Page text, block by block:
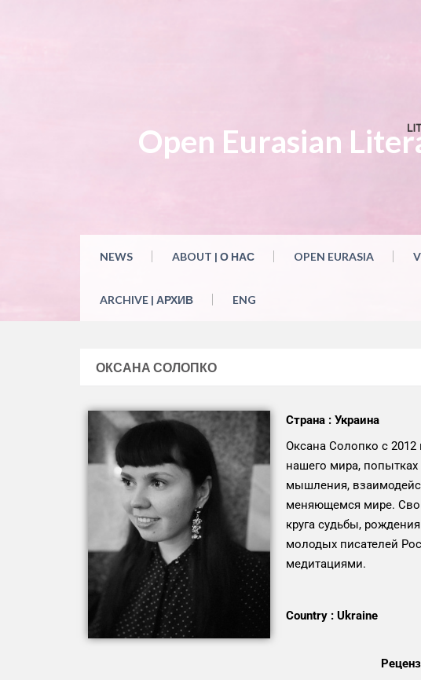
Open Eurasian
NEWS ABOUT | О НАС OPEN EURASIA
ARCHIVE | АРХИВ ENG
ОКСАНА СОЛОПКО
Страна : Украина
Оксана Солопко с
нашего мира,
мышления,
меняющемся мире.
круга судьбы,
молодых писателей
медитациями.
Country : Ukraine